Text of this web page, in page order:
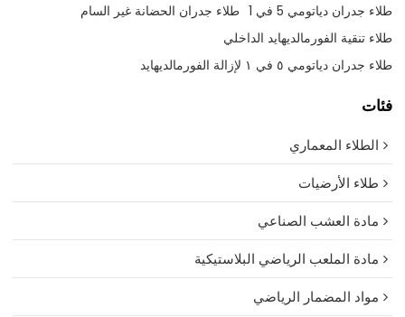
طلاء جدران دياتومي 5 في 1
طلاء جدران الحضانة غير السام
طلاء تنقية الفورمالديهايد الداخلي
طلاء جدران دياتومي ٥ في ١ لإزالة الفورمالديهايد
فئات
الطلاء المعماري
طلاء الأرضيات
مادة العشب الصناعي
مادة الملعب الرياضي البلاستيكية
مواد المضمار الرياضي